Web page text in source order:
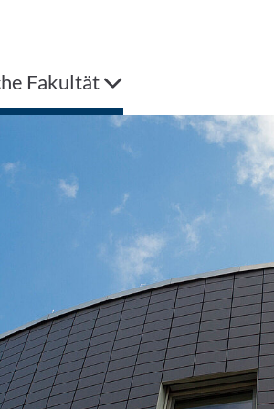
Fakultät